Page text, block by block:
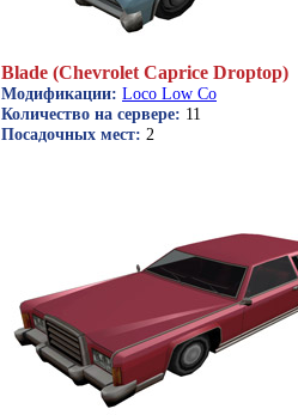
Blade (Chevrolet Caprice Droptop)
Модификации: Loco Low Co
Количество на сервере: 11
Посадочных мест: 2